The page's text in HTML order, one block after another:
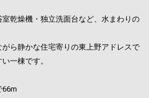
室乾燥機・独立洗面台など、水まわりの
ら静かな住宅寄りの東上野アドレスで
一棟です。
66m